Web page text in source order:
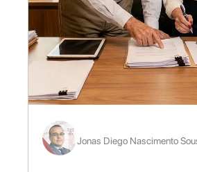
Jonas Diego Nascimento